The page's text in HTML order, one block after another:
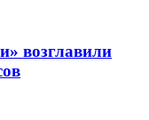
возглавили